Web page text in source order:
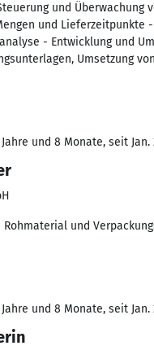
und
und Lieferzeitpunkte
- Entwicklung und
Umsetzung
und 8 Monate, seit Jan.
Rohmaterial und
und 8 Monate, seit Jan.